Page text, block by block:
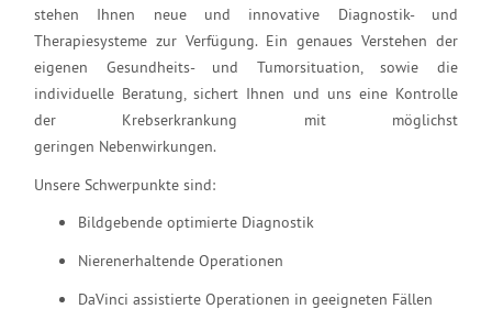
stehen Ihnen neue und innovative Diagnostik- und
Therapiesysteme zur Verfügung. Ein genaues Verstehen der
eigenen Gesundheits- und Tumorsituation, sowie die
individuelle Beratung, sichert Ihnen und uns eine Kontrolle
der Krebserkrankung mit möglichst
geringen Nebenwirkungen.
Unsere Schwerpunkte sind:
Bildgebende optimierte Diagnostik
Nierenerhaltende Operationen
DaVinci assistierte Operationen in geeigneten Fällen